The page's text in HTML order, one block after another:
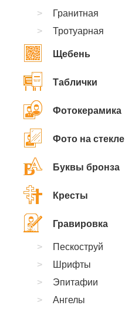
Гранитная
Тротуарная
Щебень
Таблички
Фотокерамика
Фото на стекле
Буквы бронза
Кресты
Гравировка
Пескоструй
Шрифты
Эпитафии
Ангелы